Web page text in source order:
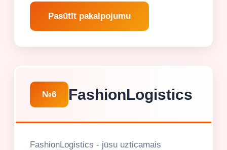
Pasūtīt pakalpojumu
№6 FashionLogistics
FashionLogistics - jūsu uzticamais